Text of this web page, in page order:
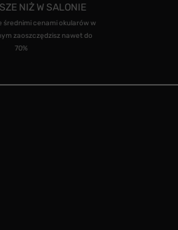
NIŻ W SALONIE
średnimi cenami okularów w
zaoszczędzisz nawet do
70%